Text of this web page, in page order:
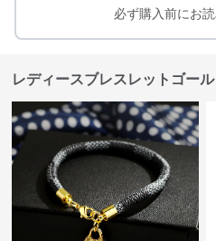
必ず購入前にお読
レディースブレスレットゴー